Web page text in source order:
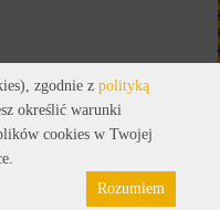
Pliki cookies
zgodnie z polityką
określić warunki
cookies w Twojej
Rozumiem